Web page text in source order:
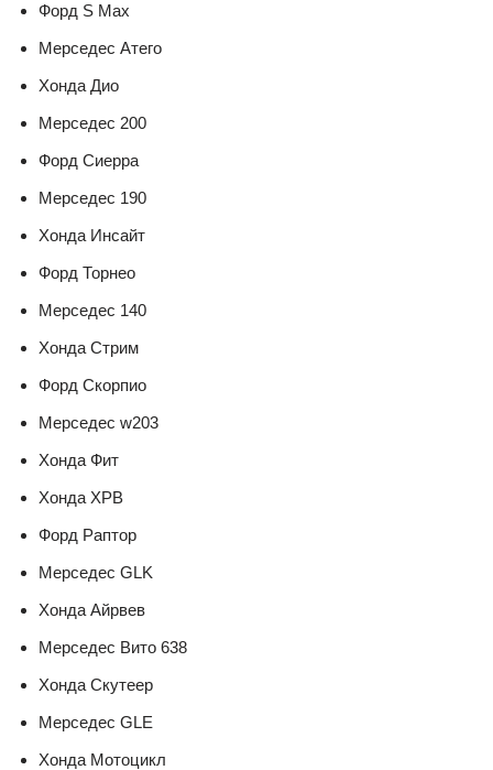
Форд S Max
Мерседес Атего
Хонда Дио
Мерседес 200
Форд Сиерра
Мерседес 190
Хонда Инсайт
Форд Торнео
Мерседес 140
Хонда Стрим
Форд Скорпио
Мерседес w203
Хонда Фит
Хонда ХРВ
Форд Раптор
Мерседес GLK
Хонда Айрвев
Мерседес Вито 638
Хонда Скутеер
Мерседес GLE
Хонда Мотоцикл